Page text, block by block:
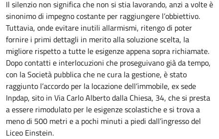
Il silenzio non significa che non si stia lavorando, anzi a volte è
sinonimo di impegno costante per raggiungere l’obbiettivo.
Tuttavia, onde evitare inutili allarmismi, ritengo di poter
fornire i primi dettagli in merito alla soluzione scelta, la
migliore rispetto a tutte le esigenze appena sopra richiamate.
Dopo contatti e interlocuzioni che proseguivano già da tempo,
con la Società pubblica che ne cura la gestione, è stato
raggiunto l’accordo per la locazione dell’immobile, ex sede
Inpdap, sito in Via Carlo Alberto dalla Chiesa, 34, che si presta
a essere rimodulato per le esigenze scolastiche e si trova a
meno di 500 metri e a pochi minuti a piedi dall’ingresso del
Liceo Einstein.